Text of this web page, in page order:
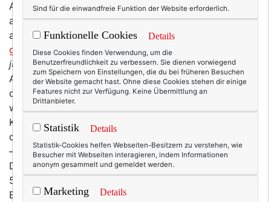
Ach du liebe Güte. Nun hat sich letzte Woche also
auch Frau Netti W., Ex-InStyle-Chefredakteurin und
angesagte Best-Ager-Influencerin,noch zu Wort
gemeldetund ins AJLT-Empörungshorn getutet!
just like thatsei pures Altersbashing, findet sie. Eine
Auswahl ihrer Hauptkritikpunkte: Carry weiß nicht,
dass ein Sari keine Lengha ist (huch! Dat ist ja nun
wirklich n’ Ding!), Charlotte steckt in zu engen
Klamotten und Miranda kehrt mit grauen Haaren auf
dem Kopf und Büchern unterm Arm – statt mit Laptop
– an die Uni zurück. Und niemand trägt Balenciaga!
Dann ist das also der Maßstab, den wir an die heutigen
50plus-Frauen anlegen sollen?! Saris, graue Haare und
Balenciaga? REALLY? Na gut, wenn Frau W. meint.
Sind für die einwandfreie Funktion der Website erforderlich.
Funktionelle Cookies Details
Diese Cookies finden Verwendung, um die
Benutzerfreundlichkeit zu verbessern. Sie dienen vorwiegend
zum Speichern von Einstellungen, die du bei früheren Besuchen
der Website gemacht hast. Ohne diese Cookies stehen dir einige
Features nicht zur Verfügung. Keine Übermittlung an
Drittanbieter.
Statistik Details
Statistik-Cookies helfen Webseiten-Besitzern zu verstehen, wie
Besucher mit Webseiten interagieren, indem Informationen
anonym gesammelt und gemeldet werden.
Marketing Details